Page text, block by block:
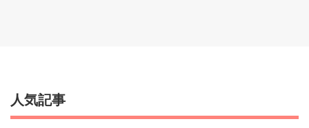
人気記事